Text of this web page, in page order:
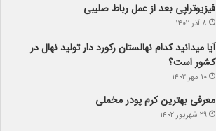
فیزیوتراپی بعد از عمل رباط صلیبی
۸ آذر ۱۴۰۲
آیا می­دانید کدام نهالستان رکورد دار تولید نهال­ در
کشور است؟
۱۰ مهر ۱۴۰۲
معرفی بهترین کرم پودر مخملی
۲۹ شهریور ۱۴۰۲